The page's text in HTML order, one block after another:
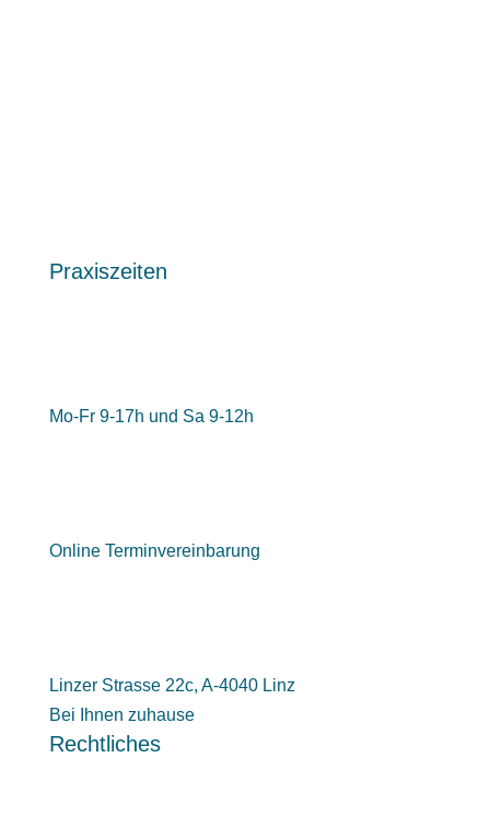
Praxiszeiten
Mo-Fr 9-17h und Sa 9-12h
Online Terminvereinbarung
Linzer Strasse 22c, A-4040 Linz
Bei Ihnen zuhause
Rechtliches